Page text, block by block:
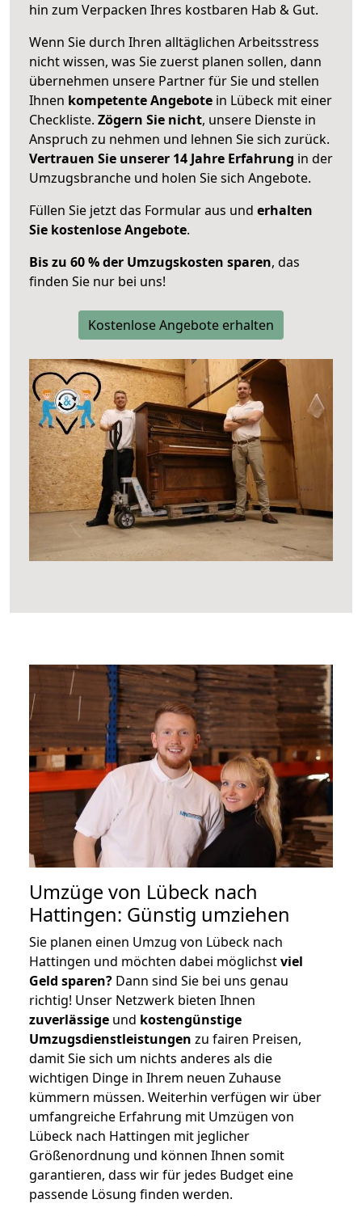
hin zum Verpacken Ihres kostbaren Hab & Gut.
Wenn Sie durch Ihren alltäglichen Arbeitsstress
nicht wissen, was Sie zuerst planen sollen, dann
übernehmen unsere Partner für Sie und stellen
Ihnen kompetente Angebote in Lübeck mit einer
Checkliste. Zögern Sie nicht, unsere Dienste in
Anspruch zu nehmen und lehnen Sie sich zurück.
Vertrauen Sie unserer 14 Jahre Erfahrung in der
Umzugsbranche und holen Sie sich Angebote.
Füllen Sie jetzt das Formular aus und erhalten
Sie kostenlose Angebote.
Bis zu 60 % der Umzugskosten sparen, das
finden Sie nur bei uns!
Kostenlose Angebote erhalten
Umzüge von Lübeck nach
Hattingen: Günstig umziehen
Sie planen einen Umzug von Lübeck nach
Hattingen und möchten dabei möglichstviel
Geld sparen? Dann sind Sie bei uns genau
richtig! Unser Netzwerk bieten Ihnen
zuverlässige und kostengünstige
Umzugsdienstleistungen zu fairen Preisen,
damit Sie sich um nichts anderes als die
wichtigen Dinge in Ihrem neuen Zuhause
kümmern müssen. Weiterhin verfügen wir über
umfangreiche Erfahrung mit Umzügen von
Lübeck nach Hattingen mit jeglicher
Größenordnung und können Ihnen somit
garantieren, dass wir für jedes Budget eine
passende Lösung finden werden.